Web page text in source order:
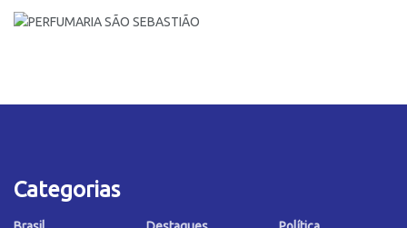
Categorias